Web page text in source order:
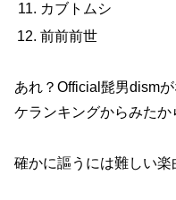
カブト
前前前世
あれ？ Official髭男dism
ケランキングからみたか
確かに謳うには難しい楽